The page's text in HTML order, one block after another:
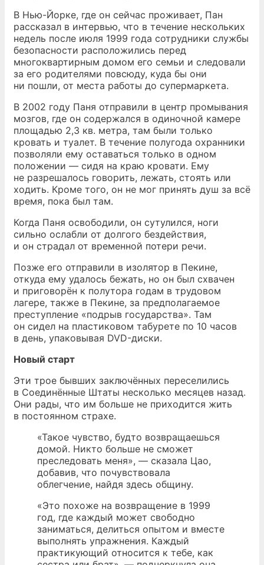
В Нью-Йорке, где он сейчас проживает, Пан
рассказал в интервью, что в течение нескольких
недель после июля 1999 года сотрудники службы
безопасности расположились перед
многоквартирным домом его семьи и следовали
за его родителями повсюду, куда бы они
ни пошли, от места работы до супермаркета.
В 2002 году Паня отправили в центр промывания
мозгов, где он содержался в одиночной камере
площадью 2,3 кв. метра, там были только
кровать и туалет. В течение полугода охранники
позволяли ему оставаться только в одном
положении — сидя на краю кровати. Ему
не разрешалось говорить, лежать, стоять или
ходить. Кроме того, он не мог принять душ за всё
время, пока был там.
Когда Паня освободили, он сутулился, ноги
сильно ослабли от долгого бездействия,
и он страдал от временной потери речи.
Позже его отправили в изолятор в Пекине,
откуда ему удалось бежать, но он был схвачен
и приговорён к полутора годам в трудовом
лагере, также в Пекине, за предполагаемое
преступление «подрыв государства». Там
он сидел на пластиковом табурете по 10 часов
в день, упаковывая DVD-диски.
Новый старт
Эти трое бывших заключённых переселились
в Соединённые Штаты несколько месяцев назад.
Они рады, что им больше не приходится жить
в постоянном страхе.
«Такое чувство, будто возвращаешься
домой. Никто больше не сможет
преследовать меня», — сказала Цао,
добавив, что почувствовала
облегчение, найдя здесь общину.
«Это похоже на возвращение в 1999
год, где каждый может свободно
заниматься, делиться опытом и вместе
выполнять упражнения. Каждый
практикующий относится к тебе, как